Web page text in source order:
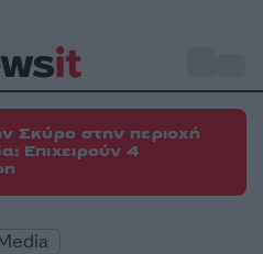
Σκύρο στην περιοχή
Επιχειρούν 4